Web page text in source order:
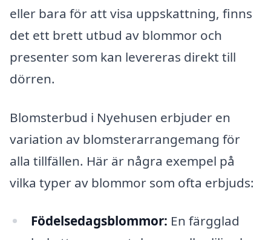
eller bara för att visa uppskattning, finns
det ett brett utbud av blommor och
presenter som kan levereras direkt till
dörren.
Blomsterbud i Nyehusen erbjuder en
variation av blomsterarrangemang för
alla tillfällen. Här är några exempel på
vilka typer av blommor som ofta erbjuds:
Födelsedagsblommor: En färgglad